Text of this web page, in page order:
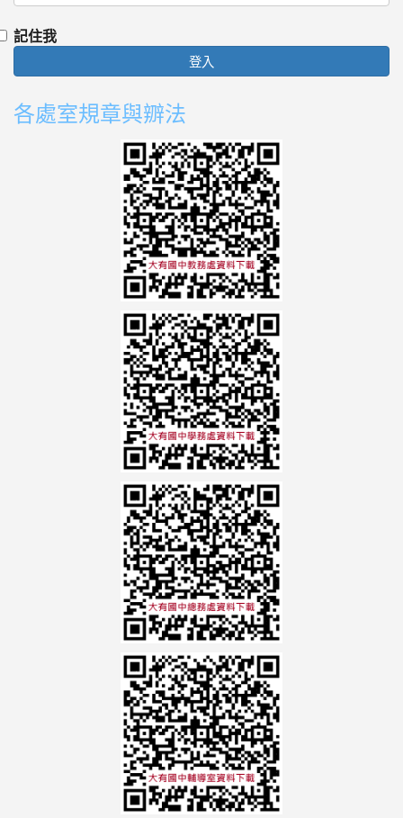
記住我
登入
各處室規章與辧法